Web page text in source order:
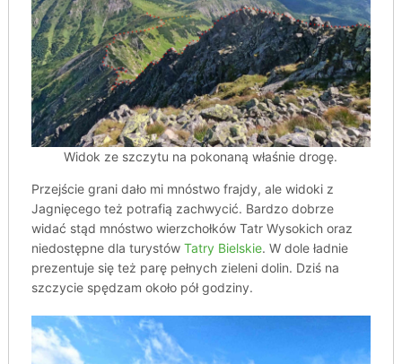
Widok ze szczytu na pokonaną właśnie drogę.
Przejście grani dało mi mnóstwo frajdy, ale widoki z
Jagnięcego też potrafią zachwycić. Bardzo dobrze
widać stąd mnóstwo wierzchołków Tatr Wysokich oraz
niedostępne dla turystów Tatry Bielskie. W dole ładnie
prezentuje się też parę pełnych zieleni dolin. Dziś na
szczycie spędzam około pół godziny.